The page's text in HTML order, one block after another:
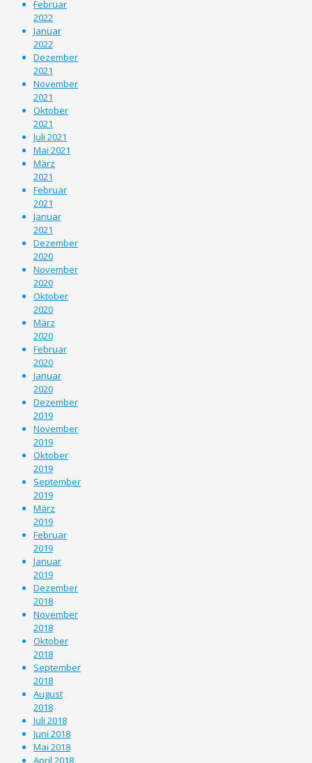
Februar
2022
Januar
2022
Dezember
2021
November
2021
Oktober
2021
Juli 2021
Mai 2021
März
2021
Februar
2021
Januar
2021
Dezember
2020
November
2020
Oktober
2020
März
2020
Februar
2020
Januar
2020
Dezember
2019
November
2019
Oktober
2019
September
2019
März
2019
Februar
2019
Januar
2019
Dezember
2018
November
2018
Oktober
2018
September
2018
August
2018
Juli 2018
Juni 2018
Mai 2018
April 2018